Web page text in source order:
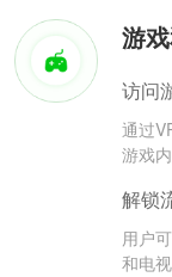
游
访问
通过
游戏
解锁
用户
和电视